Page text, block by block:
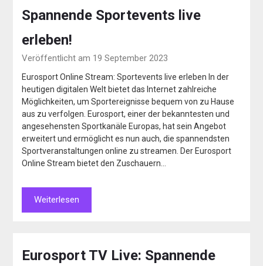
Spannende Sportevents live
erleben!
Veröffentlicht am 19 September 2023
Eurosport Online Stream: Sportevents live erleben In der
heutigen digitalen Welt bietet das Internet zahlreiche
Möglichkeiten, um Sportereignisse bequem von zu Hause
aus zu verfolgen. Eurosport, einer der bekanntesten und
angesehensten Sportkanäle Europas, hat sein Angebot
erweitert und ermöglicht es nun auch, die spannendsten
Sportveranstaltungen online zu streamen. Der Eurosport
Online Stream bietet den Zuschauern…
Weiterlesen
Eurosport TV Live: Spannende